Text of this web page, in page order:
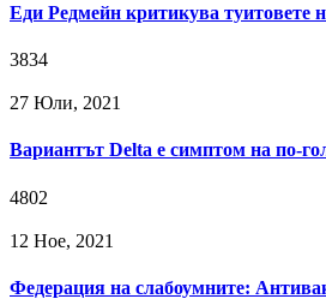
Еди Редмейн критикува
3834
27 Юли, 2021
Вариантът Delta е симптом на по-
4802
12 Ное, 2021
Федерация на слабоумните: